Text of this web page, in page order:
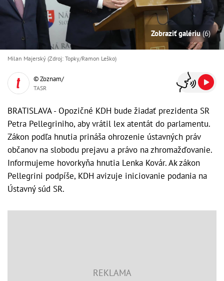
Zobraziť galériu(6)
Milan Majerský (Zdroj: Topky/Ramon Leško)
© Zoznam/
TASR
BRATISLAVA - Opozičné KDH bude žiadať prezidenta SR
Petra Pellegriniho, aby vrátil lex atentát do parlamentu.
Zákon podľa hnutia prináša ohrozenie ústavných práv
občanov na slobodu prejavu a právo na zhromažďovanie.
Informujeme hovorkyňa hnutia Lenka Kovár. Ak zákon
Pellegrini podpíše, KDH avizuje iniciovanie podania na
Ústavný súd SR.